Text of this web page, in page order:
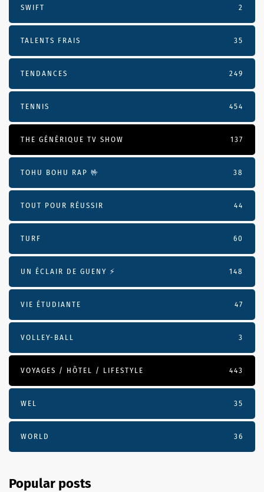
SWIFT 2
TALENTS FRAIS 35
TENDANCES 249
TENNIS 454
THE GÉNÉRIQUE TV SHOW 137
TOHU BOHU RAP 🤟 38
TOUT POUR RÉUSSIR 44
TURF 60
UN ÉCLAIR DE GUENY ⚡️ 148
VIE ÉTUDIANTE 47
VOLLEY-BALL 3
VOYAGES / HÔTEL / LIFESTYLE 443
WEL 35
WORLD 36
Popular posts